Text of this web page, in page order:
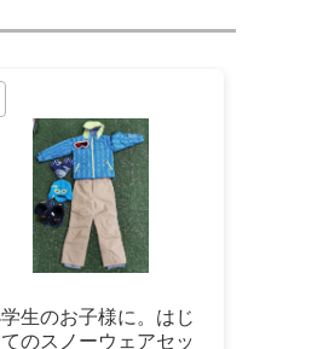
生のお子様に。はじ
のスノーウェアセッ